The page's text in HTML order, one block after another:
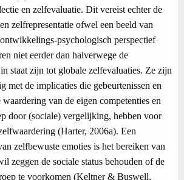
en zelfevaluatie. Dit vereist echter de
zelfrepresentatie ofwel een beeld van
psychologisch perspectief
niet eerder dan halverwege de
staat zijn tot globale zelfevaluaties. Ze zijn
met de implicaties die gebeurtenissen en
van de eigen competenties en
door (sociale) vergelijking, hebben voor
(Harter, 2006a). Een
zelfbewuste emoties is het bereiken van
zeggen de sociale status behouden of de
te voorkomen (Keltner & Buswell,